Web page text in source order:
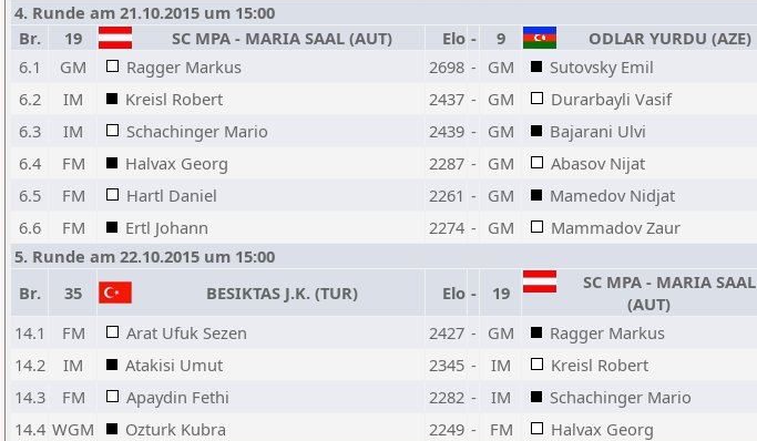
4. Runde am 21.10.2015 um 15:00
Br.
19 SC MPA - MARIA SAAL (AUT) Elo - 9 ODLAR YURDU (AZE)
6.1
GM Ragger Markus 2698 - GM Sutovsky Emil
6.2
IM Kreisl Robert 2437 - GM Durarbayli Vasif
6.3
IM Schachinger Mario 2439 - GM Bajarani Ulvi
6.4
FM Halvax Georg 2287 - GM Abasov Nijat
6.5
FM Hartl Daniel 2261 - GM Mamedov Nidjat
6.6
FM Ertl Johann 2274 - GM Mammadov Zaur
5. Runde am 22.10.2015 um 15:00
Br.
35 BESIKTAS J.K. (TUR) Elo - 19
SC MPA - MARIA SAAL
(AUT)
14.1
FM Arat Ufuk Sezen 2427 - GM Ragger Markus
14.2
IM Atakisi Umut 2345 - IM Kreisl Robert
14.3
FM Apaydin Fethi 2282 - IM Schachinger Mario
14.4 WGM Ozturk Kubra 2249 - FM Halvax Georg